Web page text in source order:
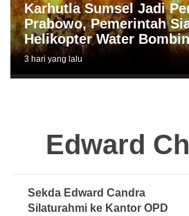
Karhutla Sumsel Jadi
Prabowo, Pemerintah
Helikopter Water
3 hari yang lalu
Edward
Sekda Edward Candra
Silaturahmi ke Kantor OPD